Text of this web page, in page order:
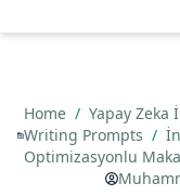
Home / Yapay Zeka
Writing Prompts /
Optimizasyonlu